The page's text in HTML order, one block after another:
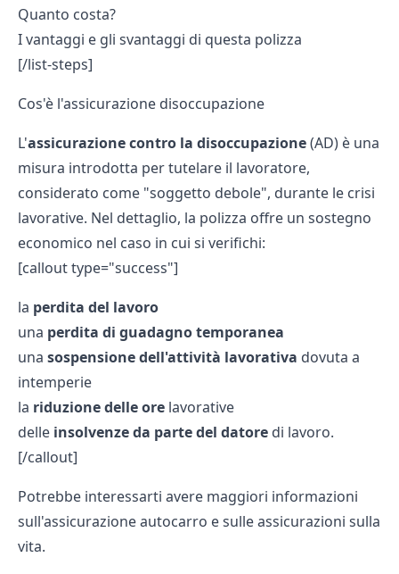
Quanto costa?
I vantaggi e gli svantaggi di questa polizza
[/list-steps]
Cos'è l'assicurazione disoccupazione
L'assicurazione contro la disoccupazione(AD) è una
misura introdotta per tutelare il lavoratore,
considerato come "soggetto debole", durante le crisi
lavorative. Nel dettaglio, la polizza offre un sostegno
economico nel caso in cui si verifichi:
[callout type="success"]
la perdita del lavoro
una perdita di guadagno temporanea
una sospensione dell'attività lavorativa dovuta a
intemperie
la riduzione delle ore lavorative
delle insolvenze da parte del datore di lavoro.
[/callout]
Potrebbe interessarti avere maggiori informazioni
sull'assicurazione autocarro e sulleassicurazioni sulla
vita.